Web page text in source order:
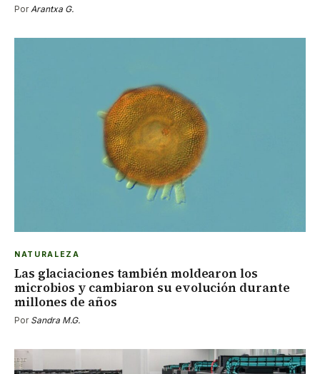
Por Arantxa G.
NATURALEZA
Las glaciaciones también moldearon los
microbios y cambiaron su evolución durante
millones de años
Por Sandra M.G.